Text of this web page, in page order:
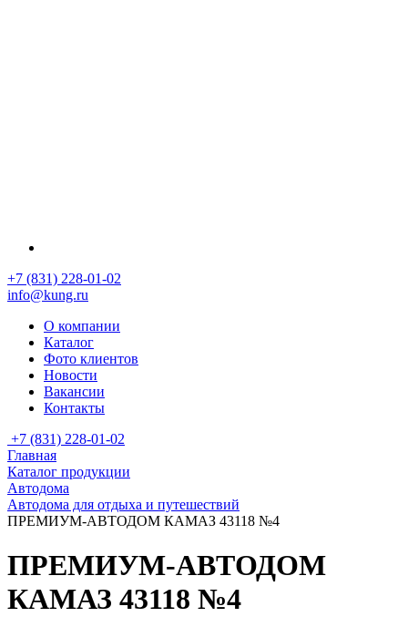
+7 (831) 228-01-02
info@kung.ru
О компании
Каталог
Фото клиентов
Новости
Вакансии
Контакты
+7 (831) 228-01-02
Главная
Каталог продукции
Автодома
Автодома для отдыха и путешествий
ПРЕМИУМ-АВТОДОМ КАМАЗ 43118 №4
ПРЕМИУМ-АВТОДОМ
КАМАЗ 43118 №4